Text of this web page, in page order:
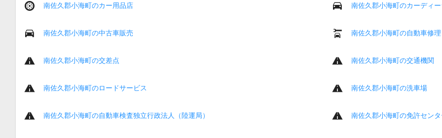
南佐久郡小海町のカー用品店 南佐久郡小海町のカーディ
南佐久郡小海町の中古車販売 南佐久郡小海町の自動車修
南佐久郡小海町の交差点 南佐久郡小海町の交通機関
南佐久郡小海町のロードサービス 南佐久郡小海町の洗車場
南佐久郡小海町の自動車検査独立行政法人（陸運局） 南佐久郡小海町の免許センタ